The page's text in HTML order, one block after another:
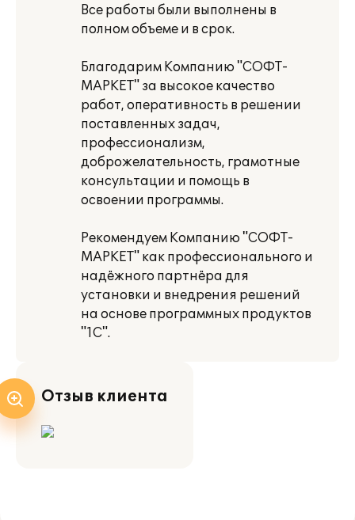
Все работы были выполнены в
полном объеме и в срок.
Благодарим Компанию "СОФТ-
МАРКЕТ" за высокое качество
работ, оперативность в решении
поставленных задач,
профессионализм,
доброжелательность, грамотные
консультации и помощь в
освоении программы.
Рекомендуем Компанию "СОФТ-
МАРКЕТ" как профессионального и
надёжного партнёра для
установки и внедрения решений
на основе программных продуктов
"1С".
Отзыв клиента